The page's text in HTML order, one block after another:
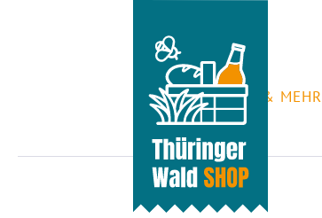
GENUSS & MEHR